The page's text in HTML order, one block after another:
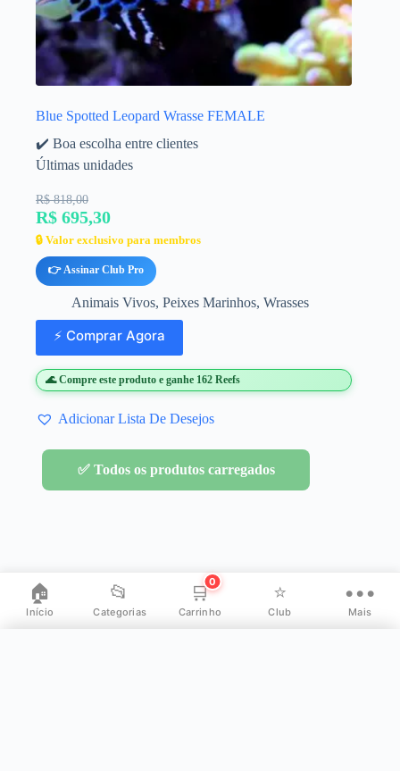
🏠
Início
📂
Categorias
🛒
Carrinho
0 ⭐
Club
•••
Mais
Blue Spotted Leopard Wrasse FEMALE
✔️ Boa escolha entre clientes
Últimas unidades
R$ 818,00
R$ 695,30
🔒 Valor exclusivo para membros
👉 Assinar Club Pro
Animais Vivos, Peixes Marinhos, Wrasses
⚡ Comprar Agora
🌊 Compre este produto e ganhe 162 Reefs
Adicionar Lista De Desejos
✅ Todos os produtos carregados